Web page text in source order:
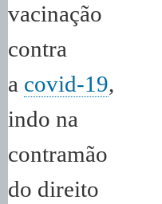
vacinação
contra
a covid-19,
indo na
contramão
do direito